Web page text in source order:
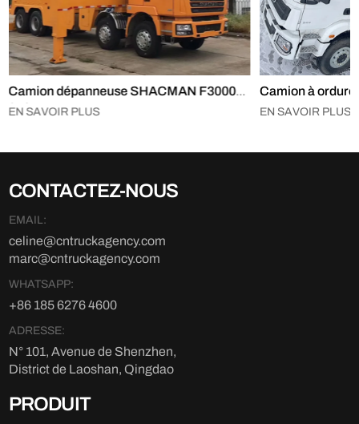
Camion dépanneuse SHACMAN F3000
6×4
EN SAVOIR PLUS
Camion à
EN SAVOIR PLUS
CONTACTEZ-NOUS
EMAIL:
celine@cntruckagency.com
marc@cntruckagency.com
WHATSAPP:
+86 185 6276 4600
ADRESSE:
N° 101, Avenue de Shenzhen,
District de Laoshan, Qingdao
PRODUIT